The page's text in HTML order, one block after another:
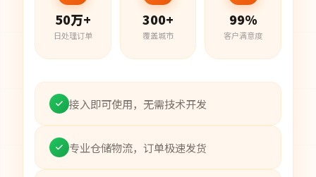
50万+
日处理订单
300+
覆盖城市
99%
客户满意度
接入即可使用，无需技术开发
专业仓储物流，订单极速发货